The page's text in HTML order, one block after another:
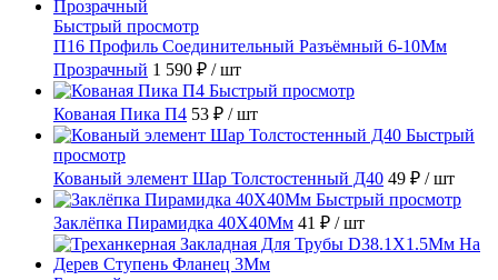
Быстрый просмотр
П16 Профиль Соединительный Разъёмный 6-10Мм
Прозрачный 1 590 ₽ / шт
Быстрый просмотр
Кованая Пика П4 53 ₽ / шт
Быстрый
просмотр
Кованый элемент Шар Толстостенный Д40 49 ₽ / шт
Быстрый просмотр
Заклёпка Пирамидка 40X40Мм 41 ₽ / шт